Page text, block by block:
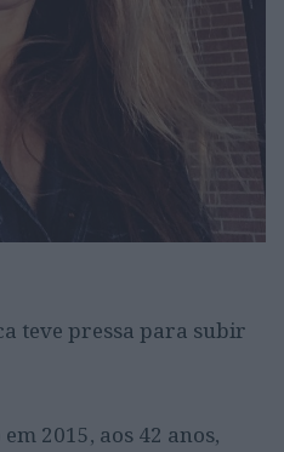
teve pressa para subir
2015, aos 42 anos,